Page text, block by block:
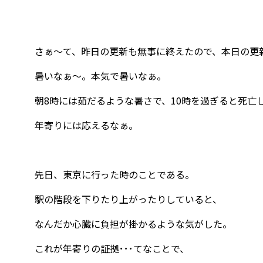
さぁ～て、昨日の更新も無事に終えたので、本日の更
暑いなぁ～。本気で暑いなぁ。
朝8時には茹だるような暑さで、10時を過ぎると死亡
年寄りには応えるなぁ。
先日、東京に行った時のことである。
駅の階段を下りたり上がったりしていると、
なんだか心臓に負担が掛かるような気がした。
これが年寄りの証拠･･･てなことで、